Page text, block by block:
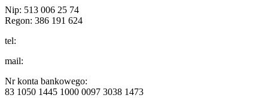
Nip: 513 006 25 74
Regon: 386 191 624
tel:
mail:
Nr konta bankowego:
83 1050 1445 1000 0097 3038 1473